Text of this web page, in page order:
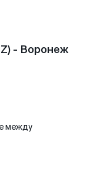
- Воронеж
между